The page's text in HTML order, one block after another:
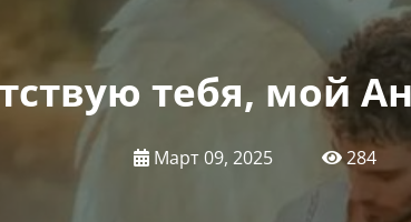
тебя, мой
Март 09, 2025 284